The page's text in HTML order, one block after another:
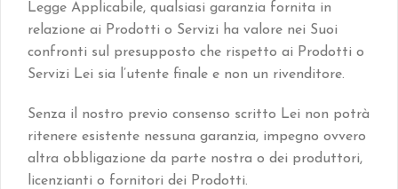
Legge Applicabile, qualsiasi garanzia fornita in
relazione ai Prodotti o Servizi ha valore nei Suoi
confronti sul presupposto che rispetto ai Prodotti o
Servizi Lei sia l’utente finale e non un rivenditore.
Senza il nostro previo consenso scritto Lei non potrà
ritenere esistente nessuna garanzia, impegno ovvero
altra obbligazione da parte nostra o dei produttori,
licenzianti o fornitori dei Prodotti.